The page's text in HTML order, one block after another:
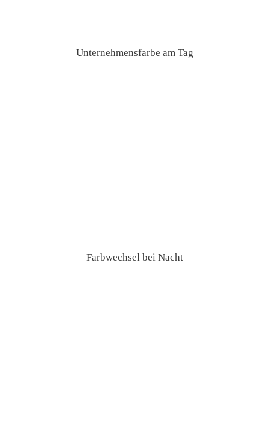
Unternehmensfarbe am Tag
Farbwechsel bei Nacht